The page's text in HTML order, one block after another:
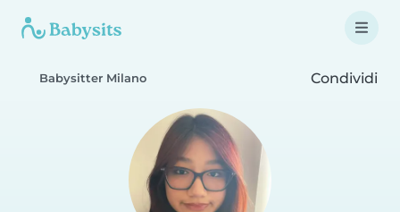
Babysitter Milano Condividi